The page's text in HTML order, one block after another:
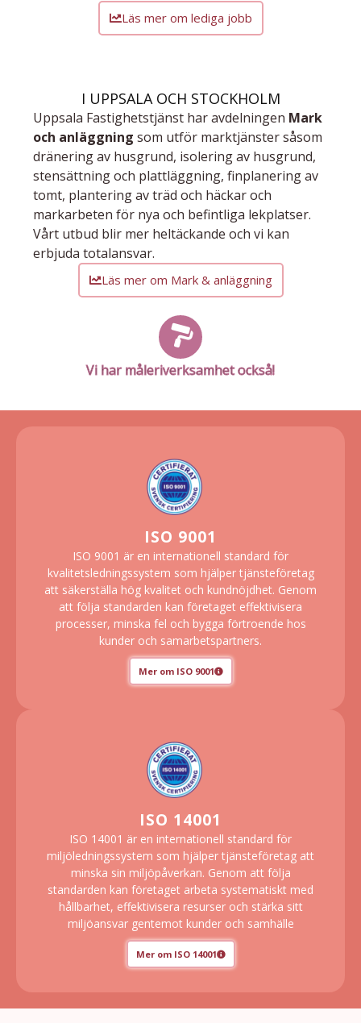
Läs mer om lediga jobb
I UPPSALA OCH STOCKHOLM
Uppsala Fastighetstjänst har avdelningen Mark
och anläggning som utför marktjän­ster såsom
dräne­ring av hus­grund, isolering av husgrund,
sten­sättning och platt­lägg­ning, fin­planering av
tomt, plant­ering av träd och häckar och
markarbeten för nya och befintliga lekplatser.
Vårt utbud blir mer heltäckande och vi kan
erbjuda totalansvar.
Läs mer om Mark & anläggning
Vi har måleriverksamhet också!
ISO 9001
ISO 9001 är en internationell standard för
kvalitetsledningssystem som hjälper tjänste­företag
att säkerställa hög kvalitet och kund­nöjdhet. Genom
att följa standarden kan företaget effektivisera
processer, minska fel och bygga förtroende hos
kunder och samarbetspartners.
Mer om ISO 9001
ISO 14001
ISO 14001 är en internationell standard för
miljöledningssystem som hjälper tjänsteföretag att
minska sin miljöpåverkan. Genom att följa
standarden kan företaget arbeta systematiskt med
hållbarhet, effektivisera resurser och stärka sitt
miljöansvar gentemot kunder och samhälle
Mer om ISO 14001